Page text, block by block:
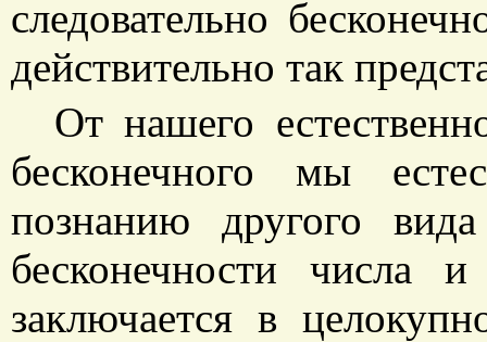
следовательно
действительно так
От нашего
бесконечного мы
познанию другого
бесконечности числа
заключается в